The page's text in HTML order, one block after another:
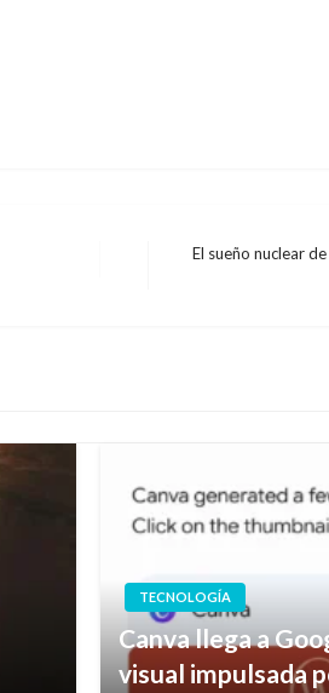
El sueño nuclear
TECNOLOGÍA
Canva llega a
visual impulsada